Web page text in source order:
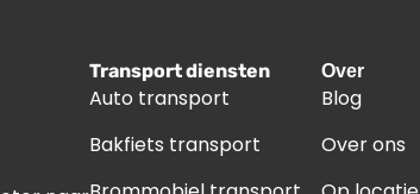
Transport diensten
Auto transport
Bakfiets transport
Over
Blog
Over ons